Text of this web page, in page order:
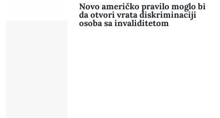
Novo američko pravilo moglo bi
da otvori vrata diskriminaciji
osoba sa invaliditetom